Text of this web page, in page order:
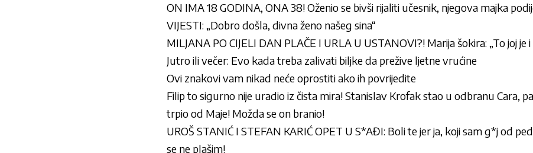
ON IMA 18 GODINA, ONA 38! Oženio se bivši rijaliti učesnik, njegova majka
VIJESTI: „Dobro došla, divna ženo našeg sina“
MILJANA PO CIJELI DAN PLAČE I URLA U USTANOVI?! Marija šokira: „To joj je
Jutro ili večer: Evo kada treba zalivati biljke da prežive ljetne vrućine
Ovi znakovi vam nikad neće oprostiti ako ih povrijedite
Filip to sigurno nije uradio iz čista mira! Stanislav Krofak stao u odbranu Cara,
trpio od Maje! Možda se on branio!
UROŠ STANIĆ I STEFAN KARIĆ OPET U S*AĐI: Boli te jer ja, koji sam g*j od
se ne plašim!